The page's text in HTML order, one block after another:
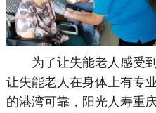
为了让失能老人感受到
让失能老人在身体上有专
的港湾可靠，阳光人寿重